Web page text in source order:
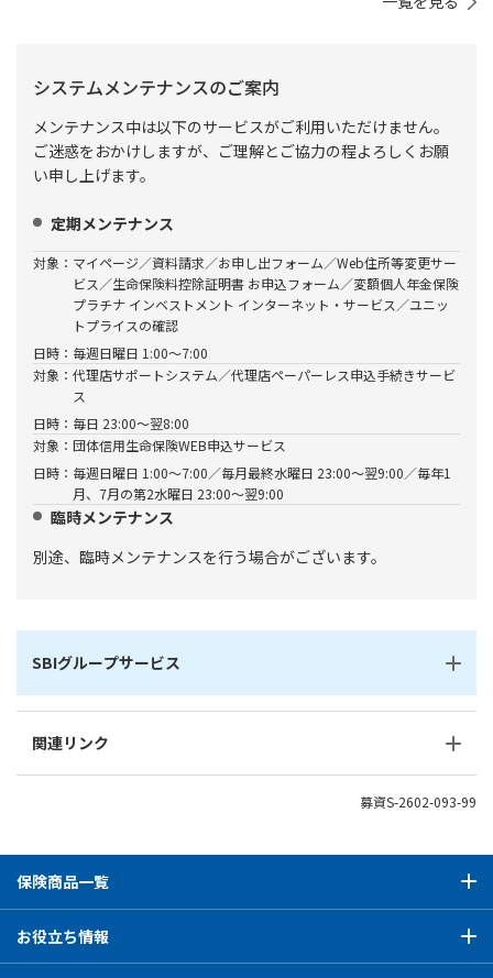
システムメンテナンスのご案内
メンテナンス中は以下のサービスがご利用いただけません。
ご迷惑をおかけしますが、ご理解とご協力の程よろしくお願
い申し上げます。
定期メンテナンス
対象： マイページ／資料請求／お申し出フォーム／Web住所等変更サー
ビス／生命保険料控除証明書 お申込フォーム／変額個人年金保険
プラチナ インベストメント インターネット・サービス／ユニッ
トプライスの確認
日時： 毎週日曜日 1:00～7:00
対象： 代理店サポートシステム／代理店ペーパーレス申込手続きサービ
ス
日時： 毎日 23:00～翌8:00
対象： 団体信用生命保険WEB申込サービス
日時： 毎週日曜日 1:00～7:00／毎月最終水曜日 23:00～翌9:00／毎年1
月、7月の第2水曜日 23:00～翌9:00
臨時メンテナンス
別途、臨時メンテナンスを行う場合がございます。
SBIグループサービス
関連リンク
募資S-2602-093-99
保険商品一覧
お役立ち情報